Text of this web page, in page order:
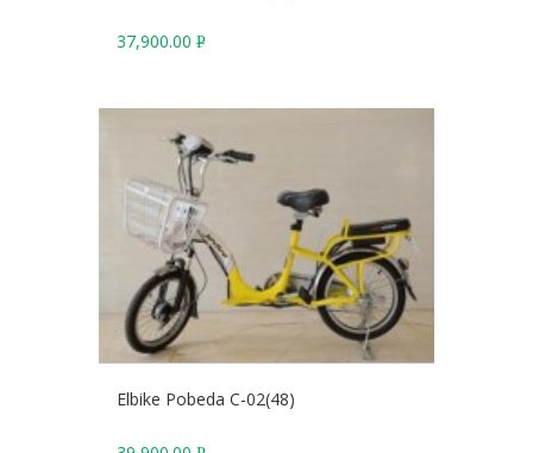
37,900.00 Р
Elbike Pobeda C-02(48)